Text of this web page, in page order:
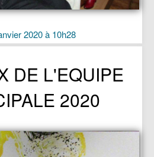
2020 à 10h28
DE L'EQUIPE
2020